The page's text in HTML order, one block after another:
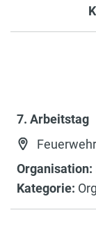
7. Arbeitstag
Organisation:
Kategorie: